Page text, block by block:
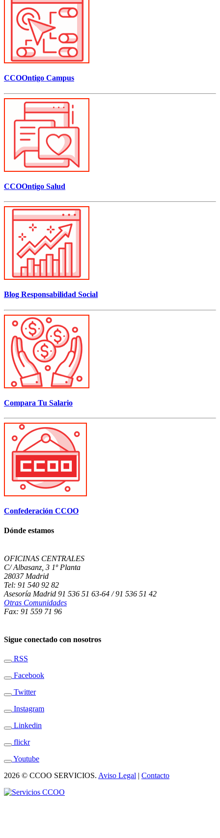
CCOOntigo Campus
CCOOntigo Salud
Blog Responsabilidad Social
Compara Tu Salario
Confederación CCOO
Dónde estamos
OFICINAS CENTRALES
C/ Albasanz, 3 1º Planta
28037 Madrid
Tel: 91 540 92 82
Asesoría Madrid 91 536 51 63-64 / 91 536 51 42
Otras Comunidades
Fax: 91 559 71 96
Sigue conectado con nosotros
RSS
Facebook
Twitter
Instagram
Linkedin
flickr
Youtube
2026 © CCOO SERVICIOS. Aviso Legal | Contacto